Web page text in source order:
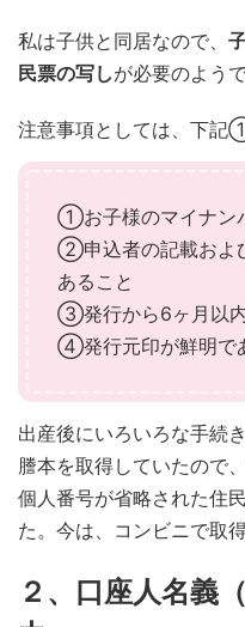
私は子供と同居なので、
民票の写しが必要のようで
注意事項としては、下
①お子様のマイナン
②申込者の記載およ
あること
③発行から6ヶ月以
④発行元印が鮮明で
出産後にいろいろな手続
謄本を取得していたので
個人番号が省略された住
た。今は、コンビニで取
２、口座人名義